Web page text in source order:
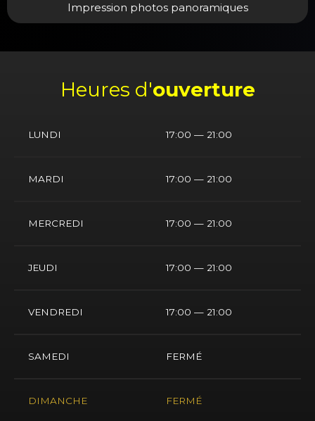
Impression photos panoramiques
Heures d'ouverture
LUNDI 17:00 — 21:00
MARDI 17:00 — 21:00
MERCREDI 17:00 — 21:00
JEUDI 17:00 — 21:00
VENDREDI 17:00 — 21:00
SAMEDI FERMÉ
DIMANCHE FERMÉ